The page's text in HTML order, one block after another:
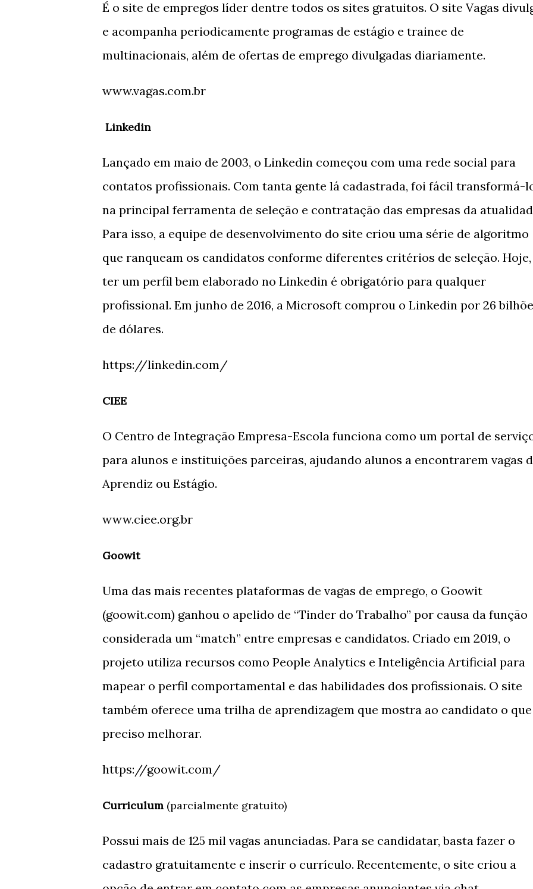
É o site de empregos líder dentre todos os sites gratuitos. O site Vagas
e acompanha periodicamente programas de estágio e trainee de
multinacionais, além de ofertas de emprego divulgadas diariamente.
www.vagas.com.br
Linkedin
Lançado em maio de 2003, o Linkedin começou com uma rede social para
contatos profissionais. Com tanta gente lá cadastrada, foi fácil transformá-
na principal ferramenta de seleção e contratação das empresas da
Para isso, a equipe de desenvolvimento do site criou uma série de algoritmo
que ranqueam os candidatos conforme diferentes critérios de seleção. Hoje,
ter um perfil bem elaborado no Linkedin é obrigatório para qualquer
profissional. Em junho de 2016, a Microsoft comprou o Linkedin por 26
de dólares.
https://linkedin.com/
CIEE
O Centro de Integração Empresa-Escola funciona como um portal de
para alunos e instituições parceiras, ajudando alunos a encontrarem vagas
Aprendiz ou Estágio.
www.ciee.org.br
Goowit
Uma das mais recentes plataformas de vagas de emprego, o Goowit
(goowit.com) ganhou o apelido de “Tinder do Trabalho” por causa da função
considerada um “match” entre empresas e candidatos. Criado em 2019, o
projeto utiliza recursos como People Analytics e Inteligência Artificial para
mapear o perfil comportamental e das habilidades dos profissionais. O site
também oferece uma trilha de aprendizagem que mostra ao candidato o
preciso melhorar.
https://goowit.com/
Curriculum (parcialmente gratuito)
Possui mais de 125 mil vagas anunciadas. Para se candidatar, basta fazer o
cadastro gratuitamente e inserir o currículo. Recentemente, o site criou a